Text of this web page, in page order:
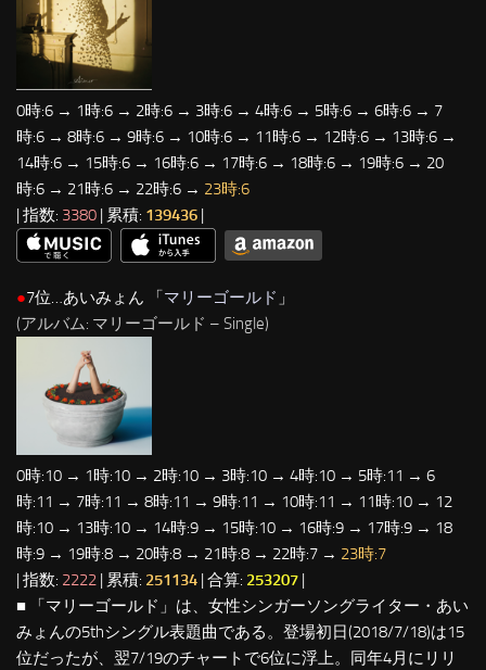
0時:6 → 1時:6 → 2時:6 → 3時:6 → 4時:6 → 5時:6 → 6時:6 → 7
時:6 → 8時:6 → 9時:6 → 10時:6 → 11時:6 → 12時:6 → 13時:6 →
14時:6 → 15時:6 → 16時:6 → 17時:6 → 18時:6 → 19時:6 → 20
時:6 → 21時:6 → 22時:6 → 23時:6
| 指数: 3380 | 累積: 139436 |
●7位…あいみょん 「 マリーゴールド 」
(アルバム: マリーゴールド – Single)
0時:10 → 1時:10 → 2時:10 → 3時:10 → 4時:10 → 5時:11 → 6
時:11 → 7時:11 → 8時:11 → 9時:11 → 10時:11 → 11時:10 → 12
時:10 → 13時:10 → 14時:9 → 15時:10 → 16時:9 → 17時:9 → 18
時:9 → 19時:8 → 20時:8 → 21時:8 → 22時:7 → 23時:7
| 指数: 2222 | 累積: 251134 | 合算: 253207 |
■ 「マリーゴールド」は、女性シンガーソングライター・あい
みょんの5thシングル表題曲である。登場初日(2018/7/18)は15
位だったが、翌7/19のチャートで6位に浮上。同年4月にリリ